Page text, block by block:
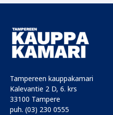
Tampereen kauppakamari
Kalevantie 2 D, 6. krs
33100 Tampere
puh. (03) 230 0555